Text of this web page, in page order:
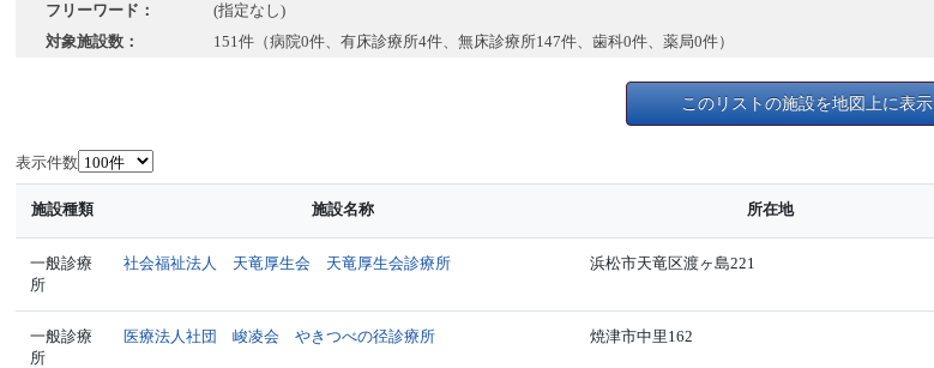
フリーワード：
(指定なし)
対象施設数：
151件（病院0件、有床診療所4件、無床診療所147件、歯科0件、薬局0件）
このリストの施設を地図上に表示
表示件数
施設種類 施設名称 所在地
一般診療
所
社会福祉法人 天竜厚生会 天竜厚生会診療所 浜松市天竜区渡ヶ島221
一般診療
所
医療法人社団 峻凌会 やきつべの径診療所 焼津市中里162